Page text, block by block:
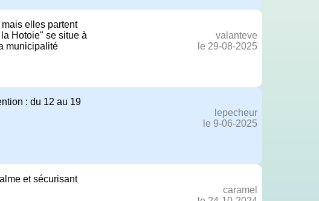
elles partent
Hotoie" se situe à
municipalité
valanteve
le 29-08-2025
: du 12 au 19
lepecheur
le 9-06-2025
et sécurisant
caramel